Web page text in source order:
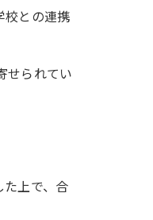
校との連携
せられてい
上で、合